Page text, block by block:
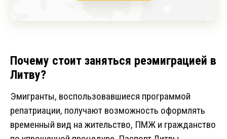
Почему стоит заняться реэмиграцией в
Литву?
Эмигранты, воспользовавшиеся программой
репатриации, получают возможность оформлять
временный вид на жительство, ПМЖ и гражданство